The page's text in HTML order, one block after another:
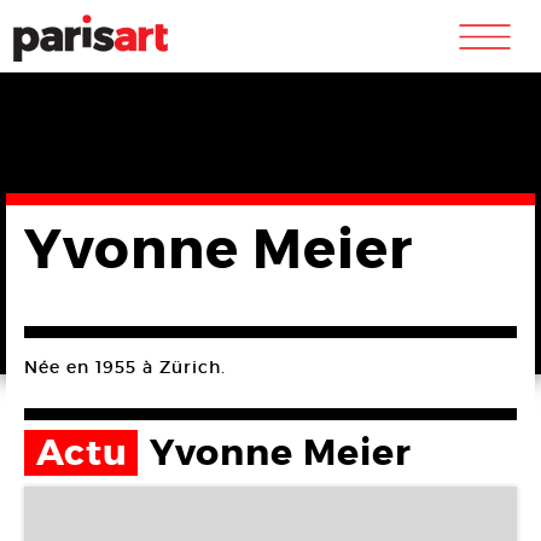
m
Yvonne Meier
Née en 1955 à Zürich.
Actu Yvonne Meier